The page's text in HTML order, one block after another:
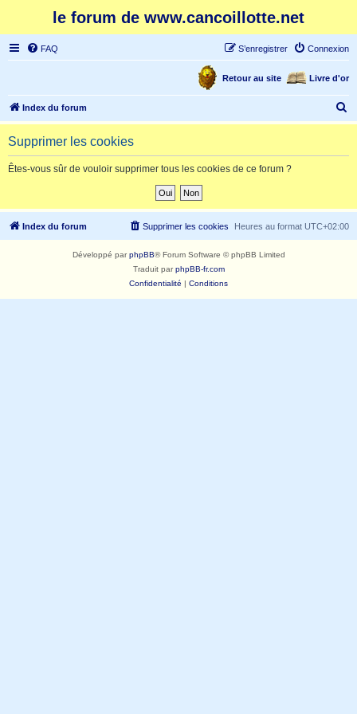
le forum de www.cancoillotte.net
FAQ Connexion
S’enregistrer
Livre d'or
Retour au site
Index du forum
e
h
Supprimer les cookies
Êtes-vous sûr de vouloir supprimer tous les cookies de ce forum ?
Index du forum Heures au format UTC+02:00
Supprimer les cookies
Développé parphpBB® Forum Software © phpBB Limited
Traduit parphpBB-fr.com
Confidentialité | Conditions